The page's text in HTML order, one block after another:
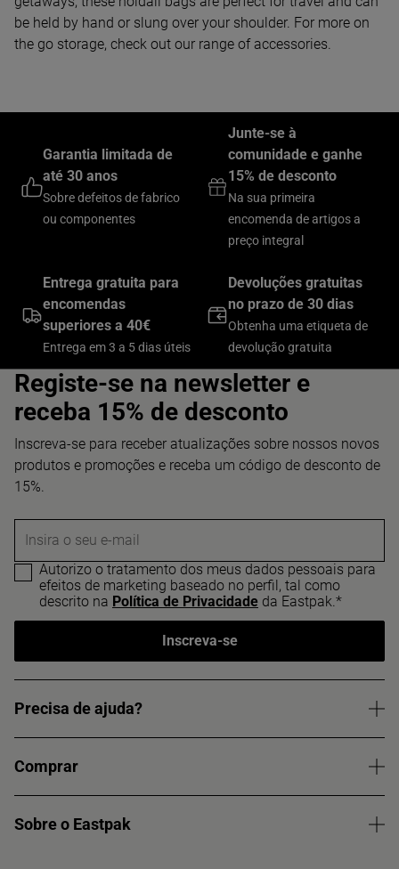
be held by hand or slung over your shoulder. For more on
the go storage, check out our range of accessories.
Garantia limitada de
até 30 anos
Sobre defeitos de fabrico
ou componentes
Junte-se à
comunidade e ganhe
15% de desconto
Na sua primeira
encomenda de artigos a
preço integral
Entrega gratuita para
encomendas
superiores a 40€
Entrega em 3 a 5 dias úteis
Devoluções gratuitas
no prazo de 30 dias
Obtenha uma etiqueta de
devolução gratuita
Registe-se na newsletter e
receba 15% de desconto
Inscreva-se para receber atualizações sobre nossos novos
produtos e promoções e receba um código de desconto de
15%.
Insira o seu e-mail
Autorizo o tratamento dos meus dados pessoais para
efeitos de marketing baseado no perfil, tal como
descrito na Política de Privacidade da Eastpak.*
Inscreva-se
Precisa de ajuda?
Comprar
Sobre o Eastpak